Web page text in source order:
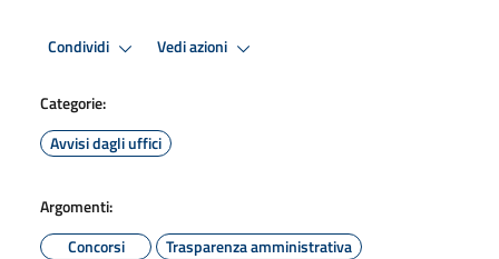
Condividi Vedi azioni
Categorie:
Avvisi dagli uffici
Argomenti:
Concorsi
Trasparenza amministrativa